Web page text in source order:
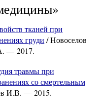
тканей при
груди / Новоселов
— 2017.
травмы при
со смертельным
И.В. — 2015.